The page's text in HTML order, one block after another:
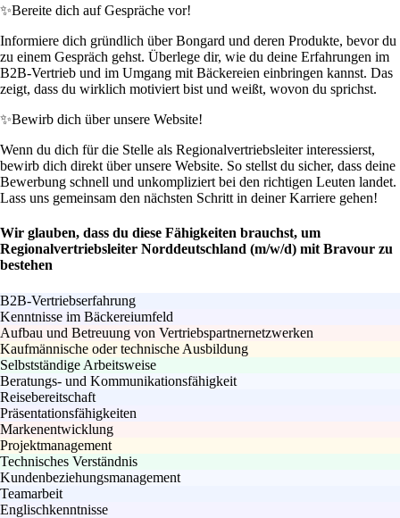
✨Bereite dich auf Gespräche vor!
Informiere dich gründlich über Bongard und deren Produkte, bevor du
zu einem Gespräch gehst. Überlege dir, wie du deine Erfahrungen im
B2B-Vertrieb und im Umgang mit Bäckereien einbringen kannst. Das
zeigt, dass du wirklich motiviert bist und weißt, wovon du sprichst.
✨Bewirb dich über unsere Website!
Wenn du dich für die Stelle als Regionalvertriebsleiter interessierst,
bewirb dich direkt über unsere Website. So stellst du sicher, dass deine
Bewerbung schnell und unkompliziert bei den richtigen Leuten landet.
Lass uns gemeinsam den nächsten Schritt in deiner Karriere gehen!
Wir glauben, dass du diese Fähigkeiten brauchst, um
Regionalvertriebsleiter Norddeutschland (m/w/d) mit Bravour zu
bestehen
B2B-Vertriebserfahrung
Kenntnisse im Bäckereiumfeld
Aufbau und Betreuung von Vertriebspartnernetzwerken
Kaufmännische oder technische Ausbildung
Selbstständige Arbeitsweise
Beratungs- und Kommunikationsfähigkeit
Reisebereitschaft
Präsentationsfähigkeiten
Markenentwicklung
Projektmanagement
Technisches Verständnis
Kundenbeziehungsmanagement
Teamarbeit
Englischkenntnisse